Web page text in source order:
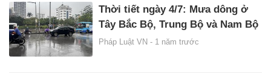
Thời tiết ngày 4/7: Mưa dông ở
Tây Bắc Bộ, Trung Bộ và Nam Bộ
Pháp Luật VN - 1 năm trước